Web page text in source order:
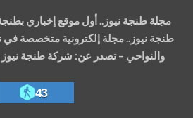
مجلة طنجة نيوز.. أول موقع إخباري بطنجة
طنجة نيوز.. مجلة إلكترونية متخصصة في
والنواحي – تصدر عن: شركة طنجة نيوز .
43